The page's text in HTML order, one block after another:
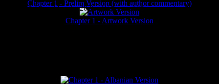
Chapter 1 - Prelim Version (with author commentary)
Chapter 1 - Artwork Version
website © Daniel Lieske 2026 - Wormworld® is a registered